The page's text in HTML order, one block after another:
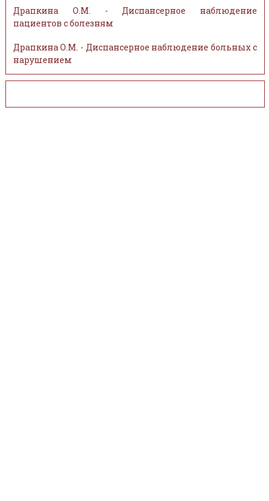
Драпкина О.М. - Диспансерное наблюдение
пациентов с болезням
Драпкина О.М. - Диспансерное наблюдение больных с
нарушением